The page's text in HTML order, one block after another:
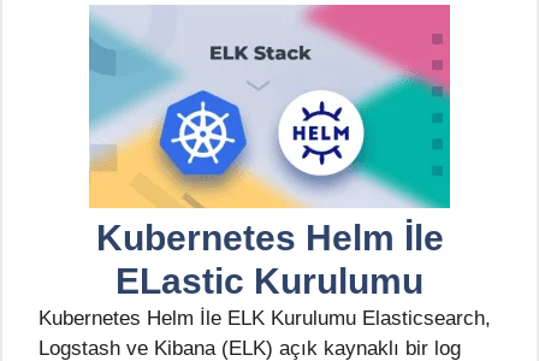
Kubernetes Helm İle
ELastic Kurulumu
Kubernetes Helm İle ELK Kurulumu Elasticsearch,
Logstash ve Kibana (ELK) açık kaynaklı bir log